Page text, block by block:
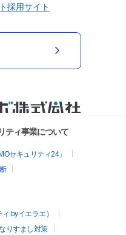
採用サイト
ティ事業について
セキュリティ24」
byイエラエ）
りすまし対策